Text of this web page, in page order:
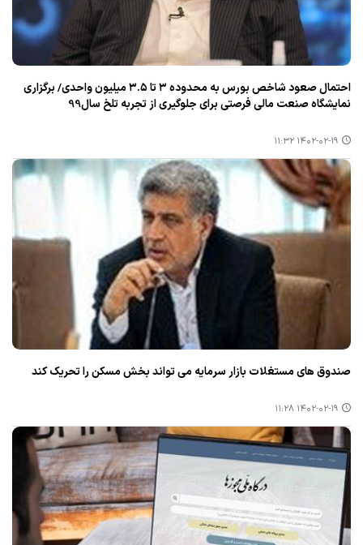
احتمال صعود شاخص بورس به محدوده ۳ تا ۳.۵ میلیون واحدی/ برگزاری
نمایشگاه صنعت مالی فرصتی برای جلوگیری از تجربه تلخ سال99
۱۴۰۲-۰۲-۱۹ ۱۱:۳۲
صندوق های مستغلات بازار سرمایه می تواند بخش مسكن را تحریك كند
۱۴۰۲-۰۲-۱۹ ۱۱:۲۸